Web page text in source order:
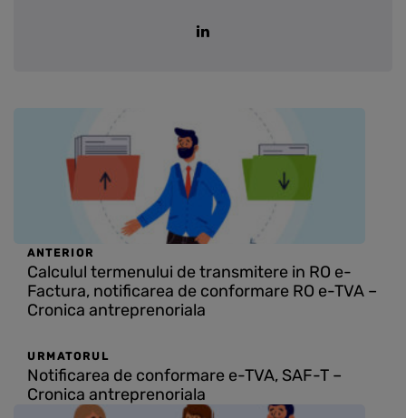
ANTERIOR
Calculul termenului de transmitere in RO e-
Factura, notificarea de conformare RO e-TVA –
Cronica antreprenoriala
URMATORUL
Notificarea de conformare e-TVA, SAF-T –
Cronica antreprenoriala